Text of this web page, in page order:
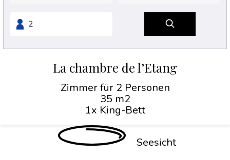
La chambre de l’Etang
Zimmer für 2 Personen
35 m2
1x King-Bett
Seesicht